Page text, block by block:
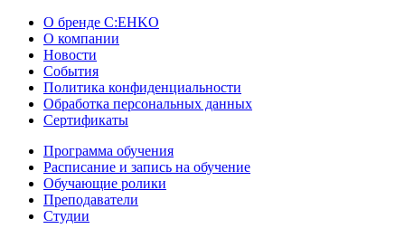
О бренде C:EHKO
О компании
Новости
События
Политика конфиденциальности
Обработка персональных данных
Сертификаты
Программа обучения
Расписание и запись на обучение
Обучающие ролики
Преподаватели
Студии